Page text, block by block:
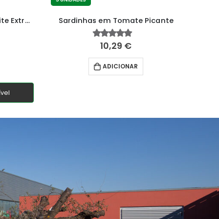
Filetes de Sardinha em Azeite Extra Virgem Sardinhas em Tomate Picante
4.65fora de 5
10,29 €
ADICIONAR